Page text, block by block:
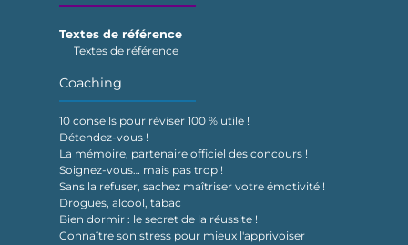
Textes de référence
Textes de référence
Coaching
10 conseils pour réviser 100 % utile !
Détendez-vous !
La mémoire, partenaire officiel des concours !
Soignez-vous… mais pas trop !
Sans la refuser, sachez maîtriser votre émotivité !
Drogues, alcool, tabac
Bien dormir : le secret de la réussite !
Connaître son stress pour mieux l'apprivoiser